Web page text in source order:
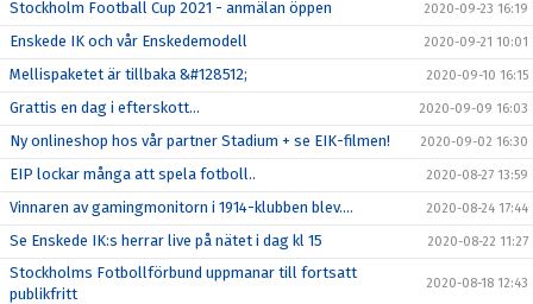
Stockholm Football Cup 2021 - anmälan öppen 2020-09-23 16:19
Enskede IK och vår Enskedemodell 2020-09-21 10:01
Mellispaketet är tillbaka &#128512; 2020-09-10 16:15
Grattis en dag i efterskott... 2020-09-09 16:03
Ny onlineshop hos vår partner Stadium + se EIK-filmen! 2020-09-02 16:30
EIP lockar många att spela fotboll.. 2020-08-27 13:59
Vinnaren av gamingmonitorn i 1914-klubben blev.... 2020-08-24 17:44
Se Enskede IK:s herrar live på nätet i dag kl 15 2020-08-22 11:27
Stockholms Fotbollförbund uppmanar till fortsatt
publikfritt
2020-08-18 12:43